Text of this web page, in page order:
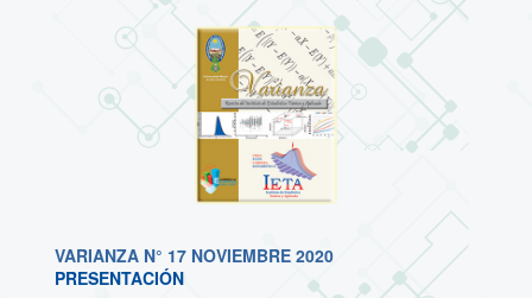
VARIANZA N° 17 NOVIEMBRE 2020
PRESENTACIÓN